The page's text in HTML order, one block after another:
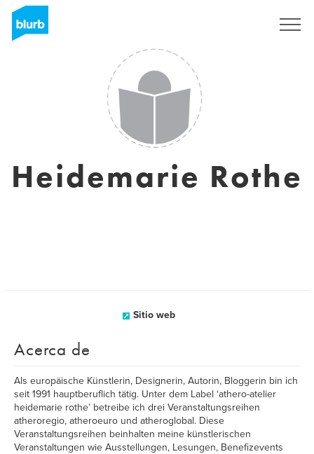
Heidemarie Rothe
Sitio web
Acerca de
Als europäische Künstlerin, Designerin, Autorin, Bloggerin bin ich
seit 1991 hauptberuflich tätig. Unter dem Label ‘athero-atelier
heidemarie rothe’ betreibe ich drei Veranstaltungsreihen
atheroregio, atheroeuro und atheroglobal. Diese
Veranstaltungsreihen beinhalten meine künstlerischen
Veranstaltungen wie Ausstellungen, Lesungen, Benefizevents